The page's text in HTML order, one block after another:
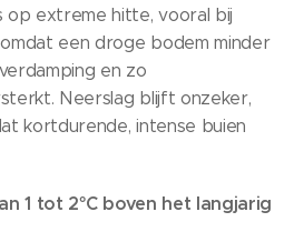
op extreme hitte, vooral bij
een droge bodem minder
en zo
Neerslag blijft onzeker,
kortdurende, intense buien
1 tot 2°C boven het langjarig